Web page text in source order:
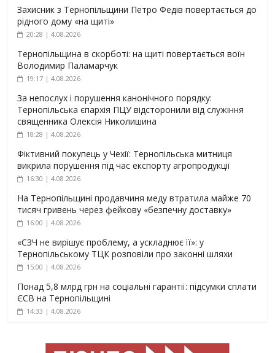
Захисник з Тернопільщини Петро Федів повертається до
рідного дому «на щиті»
20:28 | 4.08.2026
Тернопільщина в скорботі: на щиті повертається воїн
Володимир Паламарчук
19:17 | 4.08.2026
За непослух і порушення канонічного порядку:
Тернопільська єпархія ПЦУ відсторонили від служіння
священника Олексія Николишина
18:28 | 4.08.2026
Фіктивний покупець у Чехії: Тернопільська митниця
викрила порушення під час експорту агропродукції
16:30 | 4.08.2026
На Тернопільщині продавчиня меду втратила майже 70
тисяч гривень через фейкову «безпечну доставку»
16:00 | 4.08.2026
«СЗЧ не вирішує проблему, а ускладнює її»: у
Тернопільському ТЦК розповіли про законні шляхи
15:00 | 4.08.2026
Понад 5,8 млрд грн на соціальні гарантії: підсумки сплати
ЄСВ на Тернопільщині
14:33 | 4.08.2026